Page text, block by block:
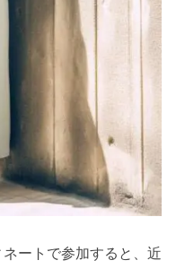
ートで参加すると、近